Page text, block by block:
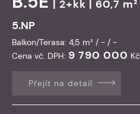
| 2+kk | 60,7 m²
5.NP
Balkon/Terasa: 4,5 m² / - / -
Cena vč. DPH: 9 790 000 Kč
Přejít na detail